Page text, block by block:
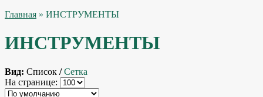
Главная » ИНСТРУМЕНТЫ
ИНСТРУМЕНТЫ
Вид: Список / Сетка
На странице: